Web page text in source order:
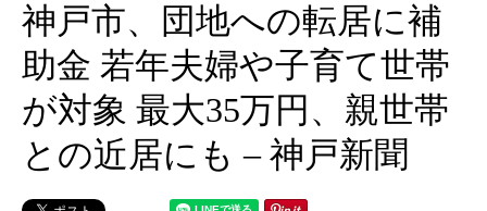
神戸市、団地への転居に補
助金 若年夫婦や子育て世帯
が対象 最大35万円、親世帯
との近居にも – 神戸新聞